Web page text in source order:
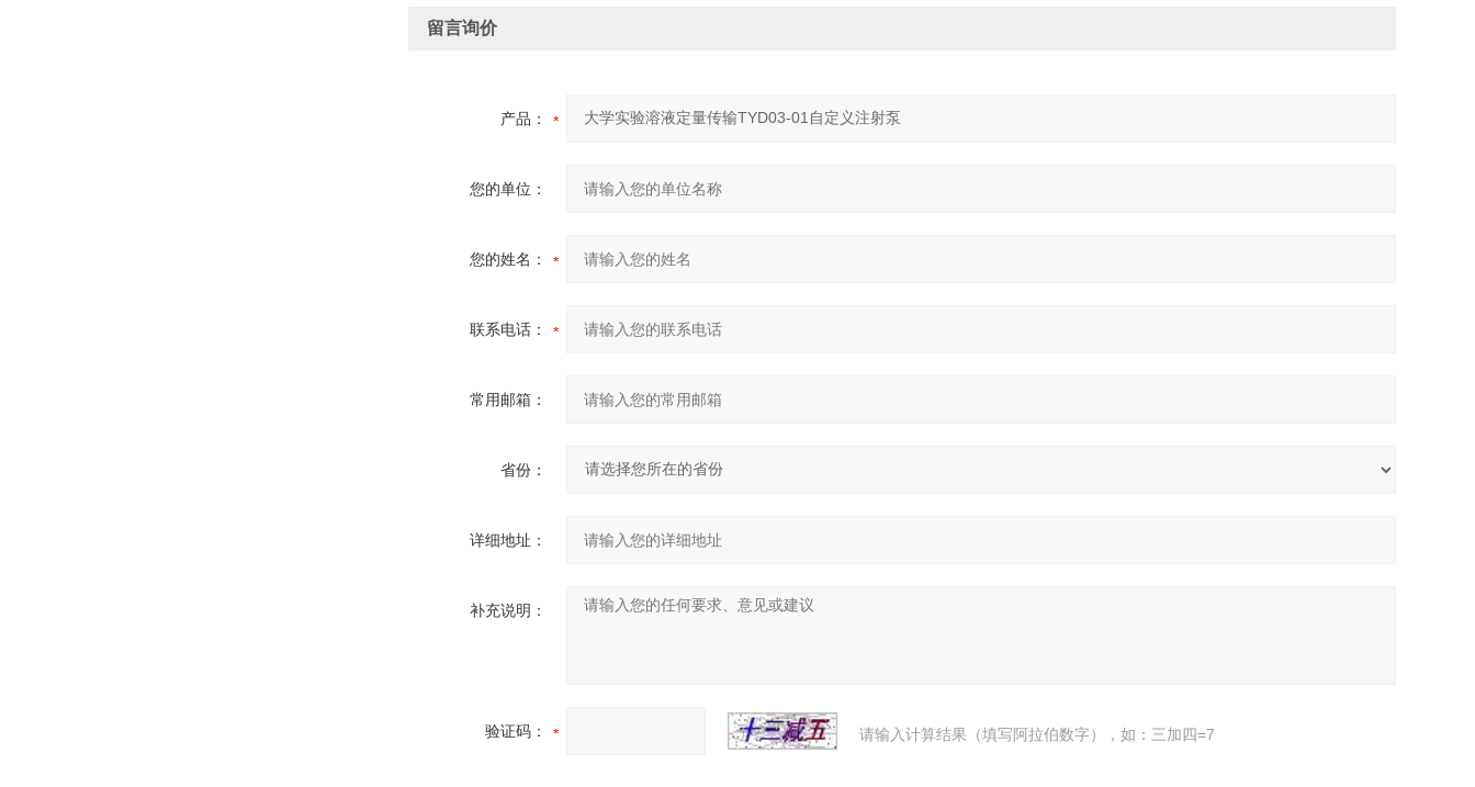
留言询价
产品：
您的单位：
您的姓名：
联系电话：
常用邮箱：
省份：
详细地址：
补充说明：
验证码： 请输入计算结果（填写阿拉伯数字），如：三加四=7